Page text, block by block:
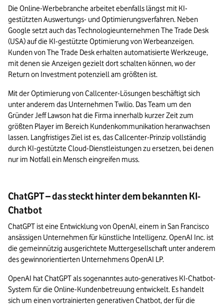
Die Online-Werbebranche arbeitet ebenfalls längst mit KI-
gestützten Auswertungs- und Optimierungsverfahren. Neben
Google setzt auch das Technologieunternehmen The Trade Desk
(USA) auf die KI-gestützte Optimierung von Werbeanzeigen.
Kunden von The Trade Desk erhalten automatisierte Werkzeuge,
mit denen sie Anzeigen gezielt dort schalten können, wo der
Return on Investment potenziell am größten ist.
Mit der Optimierung von Callcenter-Lösungen beschäftigt sich
unter anderem das Unternehmen Twilio. Das Team um den
Gründer Jeff Lawson hat die Firma innerhalb kurzer Zeit zum
größten Player im Bereich Kundenkommunikation heranwachsen
lassen. Langfristiges Ziel ist es, das Callcenter-Prinzip vollständig
durch KI-gestützte Cloud-Dienstleistungen zu ersetzen, bei denen
nur im Notfall ein Mensch eingreifen muss.
ChatGPT – das steckt hinter dem bekannten KI-
Chatbot
ChatGPT ist eine Entwicklung von OpenAI, einem in San Francisco
ansässigen Unternehmen für künstliche Intelligenz. OpenAI Inc. ist
die gemeinnützig ausgerichtete Muttergesellschaft unter anderem
des gewinnorientierten Unternehmens OpenAI LP.
OpenAI hat ChatGPT als sogenanntes auto-generatives KI-Chatbot-
System für die Online-Kundenbetreuung entwickelt. Es handelt
sich um einen vortrainierten generativen Chatbot, der für die